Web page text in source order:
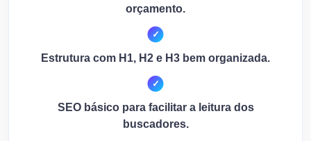
orçamento.
Estrutura com H1, H2 e H3 bem organizada.
SEO básico para facilitar a leitura dos
buscadores.